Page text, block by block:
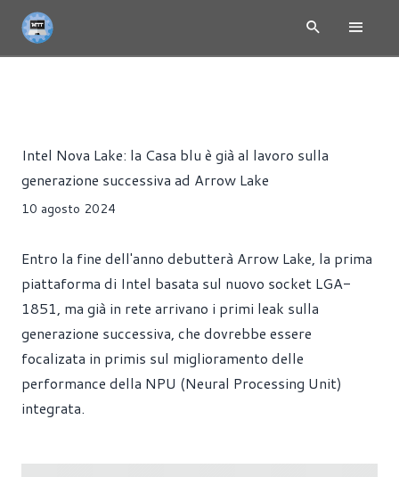
Intel Nova Lake: la Casa blu è già al lavoro sulla
generazione successiva ad Arrow Lake
10 agosto 2024
Entro la fine dell'anno debutterà Arrow Lake, la prima
piattaforma di Intel basata sul nuovo socket LGA-
1851, ma già in rete arrivano i primi leak sulla
generazione successiva, che dovrebbe essere
focalizata in primis sul miglioramento delle
performance della NPU (Neural Processing Unit)
integrata.